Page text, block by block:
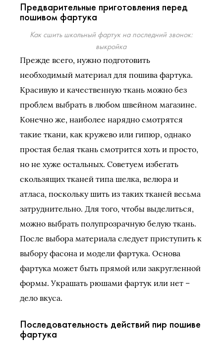
Предварительные приготовления перед
пошивом фартука
Как сшить школьный фартук на последний звонок:
выкройка
Прежде всего, нужно подготовить
необходимый материал для пошива фартука.
Красивую и качественную ткань можно без
проблем выбрать в любом швейном магазине.
Конечно же, наиболее нарядно смотрятся
такие ткани, как кружево или гипюр, однако
простая белая ткань смотрится хоть и просто,
но не хуже остальных. Советуем избегать
скользящих тканей типа шелка, велюра и
атласа, поскольку шить из таких тканей весьма
затруднительно. Для того, чтобы выделиться,
можно выбрать полупрозрачную белую ткань.
После выбора материала следует приступить к
выбору фасона и модели фартука. Основа
фартука может быть прямой или закругленной
формы. Украшать рюшами фартук или нет –
дело вкуса.
Последовательность действий пир пошиве
фартука